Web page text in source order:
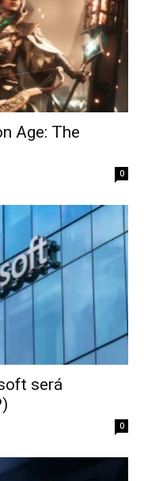
Age: The
0
será
0